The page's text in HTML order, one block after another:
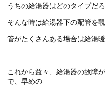
うちの給湯器はどのタイプだ
そんな時は給湯器下の配管を
管がたくさんある場合は給湯
これから益々、給湯器の故障
で、早めの